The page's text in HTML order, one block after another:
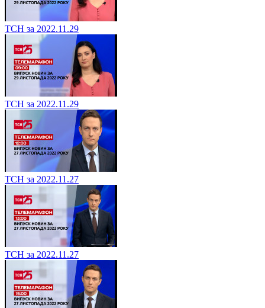
ТСН за 2022.11.29
ТСН за 2022.11.29
ТСН за 2022.11.27
ТСН за 2022.11.27